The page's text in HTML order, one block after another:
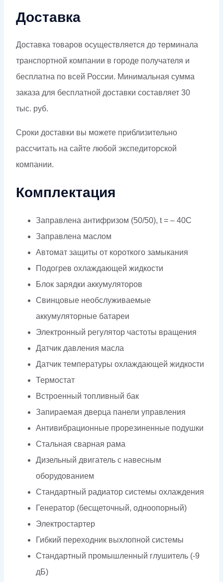
Доставка
Доставка товаров осуществляется до терминала
транспортной компании в городе получателя и
бесплатна по всей России. Минимальная сумма
заказа для бесплатной доставки составляет 30
тыс. руб.
Сроки доставки вы можете приблизительно
рассчитать на сайте любой экспедиторской
компании.
Комплектация
Заправлена антифризом (50/50), t = – 40C
Заправлена маслом
Автомат защиты от короткого замыкания
Подогрев охлаждающей жидкости
Блок зарядки аккумуляторов
Свинцовые необслуживаемые
аккумуляторные батареи
Электронный регулятор частоты вращения
Датчик давления масла
Датчик температуры охлаждающей жидкости
Термостат
Встроенный топливный бак
Запираемая дверца панели управления
Антивибрационные прорезиненные подушки
Стальная сварная рама
Дизельный двигатель с навесным
оборудованием
Стандартный радиатор системы охлаждения
Генератор (бесщеточный, одноопорный)
Электростартер
Гибкий переходник выхлопной системы
Стандартный промышленный глушитель (-9
дБ)